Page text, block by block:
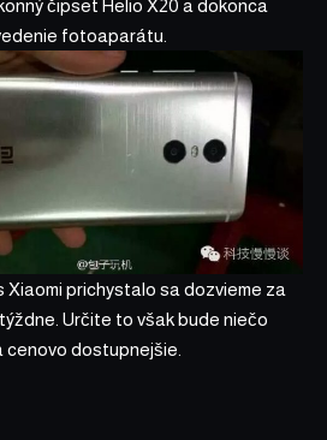
čipset Helio X20 a dokonca
fotoaparátu.
Xiaomi prichystalo sa dozvieme za
Určite to však bude niečo
cenovo dostupnejšie.